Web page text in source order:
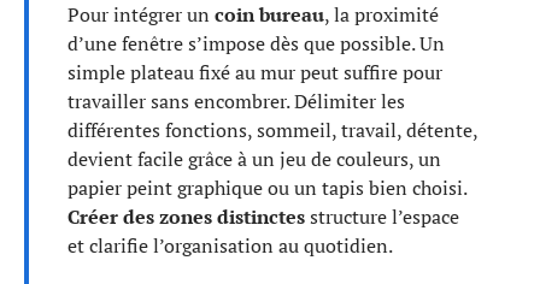
Pour intégrer un coin bureau, la proximité
d’une fenêtre s’impose dès que possible. Un
simple plateau fixé au mur peut suffire pour
travailler sans encombrer. Délimiter les
différentes fonctions, sommeil, travail, détente,
devient facile grâce à un jeu de couleurs, un
papier peint graphique ou un tapis bien choisi.
Créer des zones distinctesstructure l’espace
et clarifie l’organisation au quotidien.